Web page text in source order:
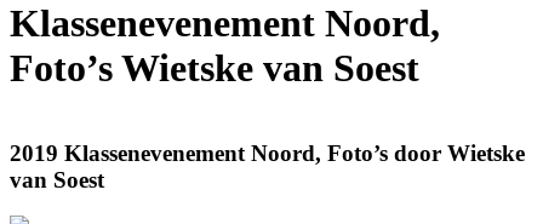
Klassenevenement Noord,
Foto’s Wietske van Soest
2019 Klassenevenement Noord, Foto’s door Wietske
van Soest